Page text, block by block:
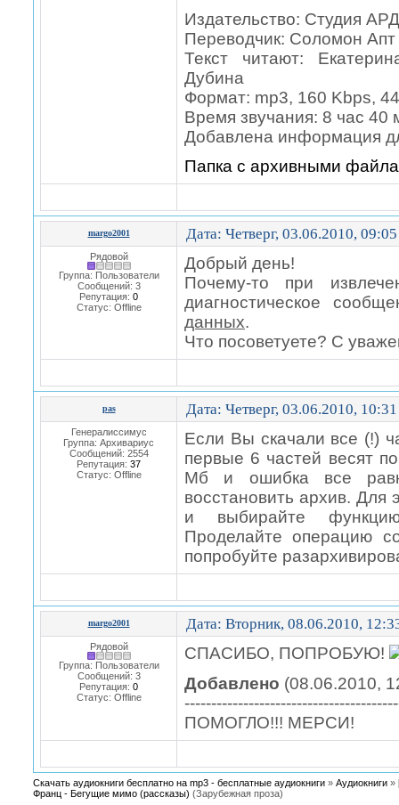
Издательство: Студия
Переводчик: Соломон Апт
Текст читают:
Дубина
Формат: mp3, 160 Kbps,
Время звучания: 8 час 40
Добавлена информация
Папка с архивными
margo2001 Дата: Четверг, 03.06.2010,
Рядовой
Группа: Пользователи
Сообщений: 3
Репутация: 0
Статус: Offline
Добрый день!
Почему-то при
диагностическое
данных.
Что посоветуете? С
pas Дата: Четверг, 03.06.2010,
Генералиссимус
Группа: Архивариус
Сообщений: 2554
Репутация: 37
Статус: Offline
Если Вы скачали все (!)
первые 6 частей весят
Мб и ошибка все
восстановить архив. Для
и выбирайте
Проделайте операцию
попробуйте
margo2001 Дата: Вторник, 08.06.2010,
Рядовой
Группа: Пользователи
Сообщений: 3
Репутация: 0
Статус: Offline
СПАСИБО, ПОПРОБУЮ!
Добавлено (08.06.2010,
ПОМОГЛО!!! МЕРСИ!
Скачать аудиокниги бесплатно на mp3 - бесплатные аудиокниги » Аудиокниги »
Франц - Бегущие мимо (рассказы) (Зарубежная проза)